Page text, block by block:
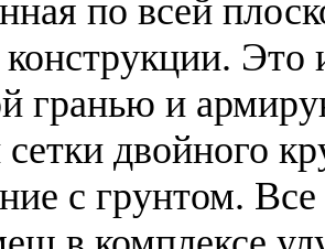
по всей
конструкции.
гранью и
двойного
с грунтом.